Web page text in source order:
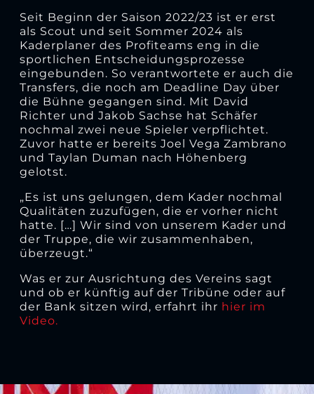
Seit Beginn der Saison 2022/23 ist er erst
als Scout und seit Sommer 2024 als
Kaderplaner des Profiteams eng in die
sportlichen Entscheidungsprozesse
eingebunden. So verantwortete er auch die
Transfers, die noch am Deadline Day über
die Bühne gegangen sind. Mit David
Richter und Jakob Sachse hat Schäfer
nochmal zwei neue Spieler verpflichtet.
Zuvor hatte er bereits Joel Vega Zambrano
und Taylan Duman nach Höhenberg
gelotst.
„Es ist uns gelungen, dem Kader nochmal
Qualitäten zuzufügen, die er vorher nicht
hatte. […] Wir sind von unserem Kader und
der Truppe, die wir zusammenhaben,
überzeugt.“
Was er zur Ausrichtung des Vereins sagt
und ob er künftig auf der Tribüne oder auf
der Bank sitzen wird, erfahrt ihr hier im
Video.